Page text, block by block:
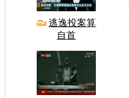
逃逸投案算
自首